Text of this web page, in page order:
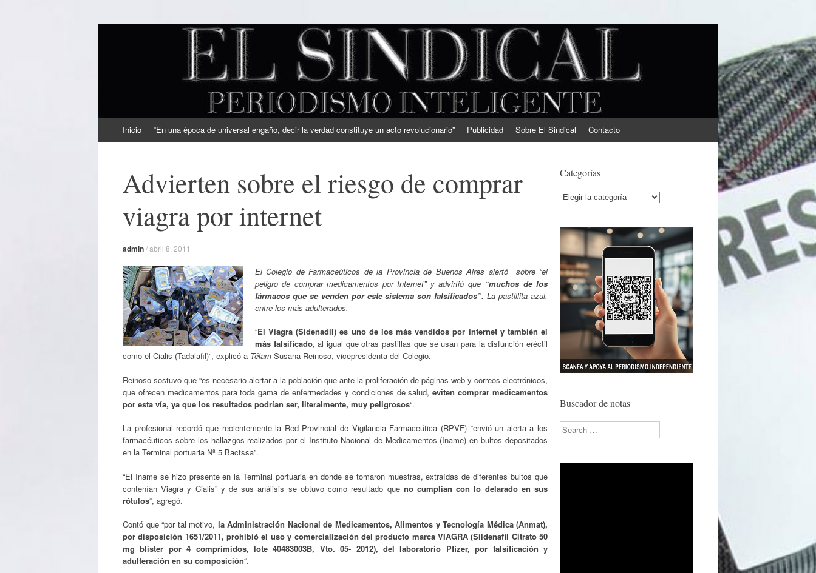
EL SINDICAL
Periodismo Inteligente
al
Inicio “En una época de universal engaño, decir la verdad constituye un acto revolucionario” Publicidad Sobre El Sindical Contacto
Advierten sobre el riesgo de comprar
viagra por internet
admin/abril 8, 2011
El Colegio de Farmaceúticos de la Provincia de Buenos Aires alertó sobre “el
peligro de comprar medicamentos por Internet” y advirtió que “muchos de los
fármacos que se venden por este sistema son falsificados”. La pastillita azul,
entre los más adulterados.
“El Viagra (Sidenadil) es uno de los más vendidos por internet y también el
más falsificado, al igual que otras pastillas que se usan para la disfunción eréctil
como el Cialis (Tadalafil)”, explicó a Télam Susana Reinoso, vicepresidenta del Colegio.
Reinoso sostuvo que “es necesario alertar a la población que ante la proliferación de páginas web y correos electrónicos,
que ofrecen medicamentos para toda gama de enfermedades y condiciones de salud,eviten comprar medicamentos
por esta vía, ya que los resultados podrían ser, literalmente, muy peligrosos“.
La profesional recordó que recientemente la Red Provincial de Vigilancia Farmaceútica (RPVF) “envió un alerta a los
farmacéuticos sobre los hallazgos realizados por el Instituto Nacional de Medicamentos (Iname) en bultos depositados
en la Terminal portuaria Nº 5 Bactssa”.
“El Iname se hizo presente en la Terminal portuaria en donde se tomaron muestras, extraídas de diferentes bultos que
contenían Viagra y Cialis” y de sus análisis se obtuvo como resultado que no cumplían con lo delarado en sus
rótulos“, agregó.
Contó que “por tal motivo, la Administración Nacional de Medicamentos, Alimentos y Tecnología Médica (Anmat),
por disposición 1651/2011, prohibió el uso y comercialización del producto marca VIAGRA (Sildenafil Citrato 50
mg blister por 4 comprimidos, lote 40483003B, Vto. 05- 2012), del laboratorio Pfizer, por falsificación y
adulteración en su composición“.
Categorías
Categorías
Buscador de notas
Search